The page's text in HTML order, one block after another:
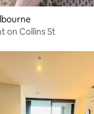
on Collins St